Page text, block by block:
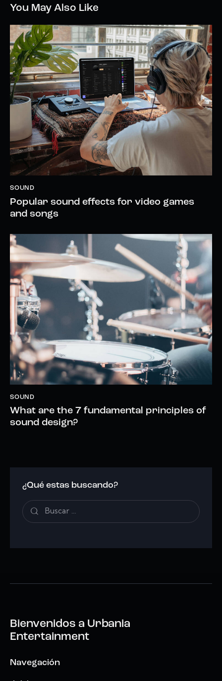
You May Also Like
SOUND
Popular sound effects for video games
and songs
SOUND
What are the 7 fundamental principles of
sound design?
¿Qué estas buscando?
Bienvenidos a Urbania
Entertainment
Navegación